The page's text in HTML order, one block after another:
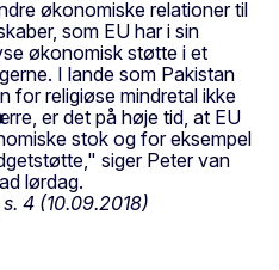
økonomiske relationer til
som EU har i sin
økonomisk støtte i et
I lande som Pakistan
for religiøse mindretal ikke
er det på høje tid, at EU
stok og for eksempel
siger Peter van
lørdag.
4 (10.09.2018)